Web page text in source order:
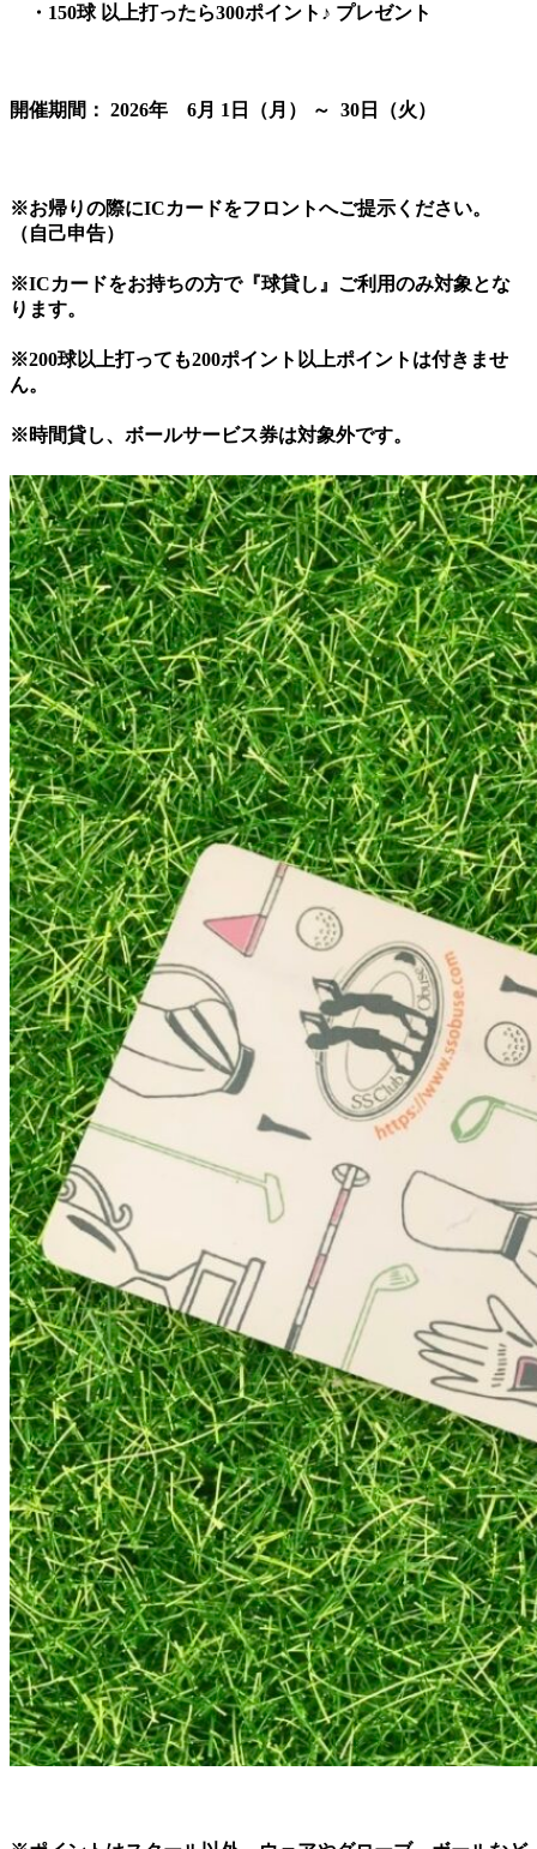
・150球 以上打ったら300ポイント♪ プレゼント
開催期間： 2026年 6月 1日（月） ～ 30日（火）
※お帰りの際にICカードをフロントへご提示ください。
（自己申告）
※ICカードをお持ちの方で『球貸し』ご利用のみ対象とな
ります。
※200球以上打っても200ポイント以上ポイントは付きませ
ん。
※時間貸し、ボールサービス券は対象外です。